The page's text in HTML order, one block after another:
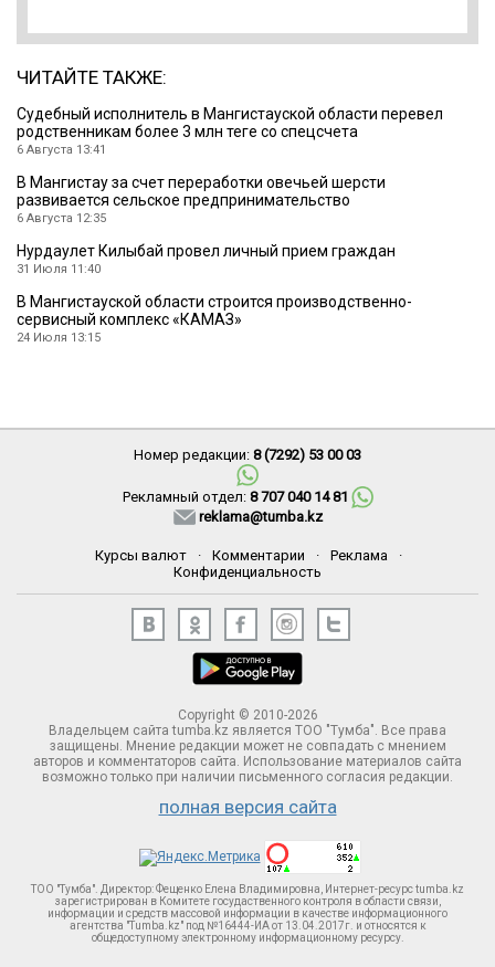
ЧИТАЙТЕ ТАКЖЕ:
Судебный исполнитель в Мангистауской области перевел
родственникам более 3 млн теңге со спецсчета
6 Августа 13:41
В Мангистау за счет переработки овечьей шерсти
развивается сельское предпринимательство
6 Августа 12:35
Нурдаулет Килыбай провел личный прием граждан
31 Июля 11:40
В Мангистауской области строится производственно-
сервисный комплекс «КАМАЗ»
24 Июля 13:15
Номер редакции: 8 (7292) 53 00 03
Рекламный отдел: 8 707 040 14 81
reklama@tumba.kz
Курсы валют · Комментарии · Реклама
·
Конфиденциальность
Copyright © 2010-2026
Владельцем сайта tumba.kz является ТОО "Тумба". Все права
защищены. Мнение редакции может не совпадать с мнением
авторов и комментаторов сайта. Использование материалов сайта
возможно только при наличии письменного согласия редакции.
полная версия сайта
ТОО "Тумба". Директор: Фещенко Елена Владимировна, Интернет-ресурс tumba.kz
зарегистрирован в Комитете госудаственного контроля в области связи,
информации и средств массовой информации в качестве информационного
агентства "Tumba.kz" под №16444-ИА от 13.04.2017г. и относятся к
общедоступному электронному информационному ресурсу.